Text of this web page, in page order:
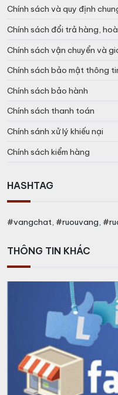
Chính sách và quy định
Chính sách đổi trả hàng,
Chính sách vận chuyển và
Chính sách bảo mật thông
Chính sách bảo hành
Chính sách thanh toán
Chính sánh xử lý khiếu nại
Chính sách kiểm hàng
HASHTAG
#vangchat, #ruouvang,
THÔNG TIN KHÁC